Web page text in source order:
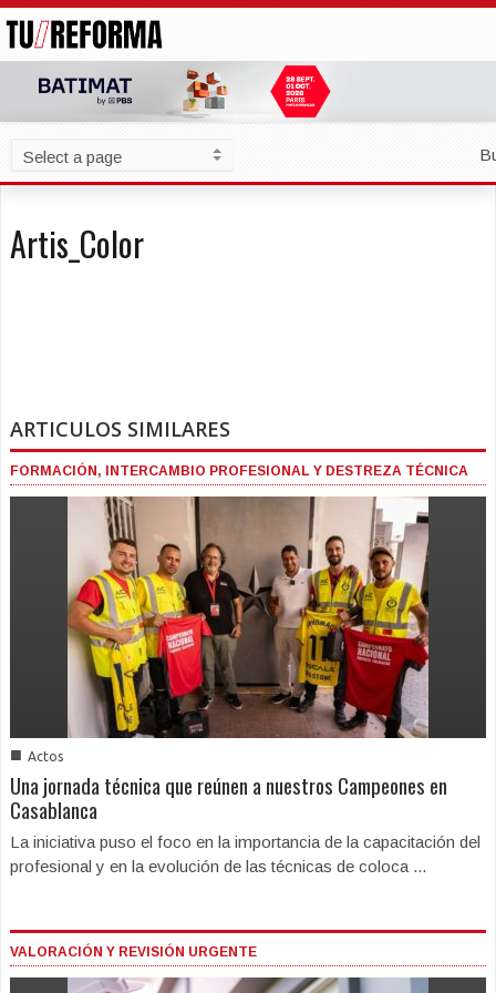
Artis_Color
ARTICULOS SIMILARES
FORMACIÓN, INTERCAMBIO PROFESIONAL Y DESTREZA TÉCNICA
■ Actos
Una jornada técnica que reúnen a nuestros Campeones en
Casablanca
La iniciativa puso el foco en la importancia de la capacitación del
profesional y en la evolución de las técnicas de coloca ...
VALORACIÓN Y REVISIÓN URGENTE